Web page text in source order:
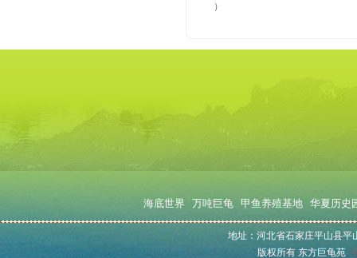
）
海底世界 万吨巨龟 甲鱼养殖基地 华夏历史
地址：河北省石家庄平山县平
版权所有 东方巨龟苑